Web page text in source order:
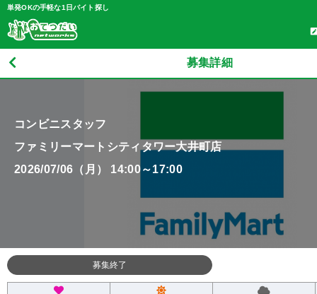
単発OKの手軽な1日バイト探し
募集詳細
コンビニスタッフ
ファミリーマートシティタワー大井町店
2026/07/06（月） 14:00～17:00
募集終了